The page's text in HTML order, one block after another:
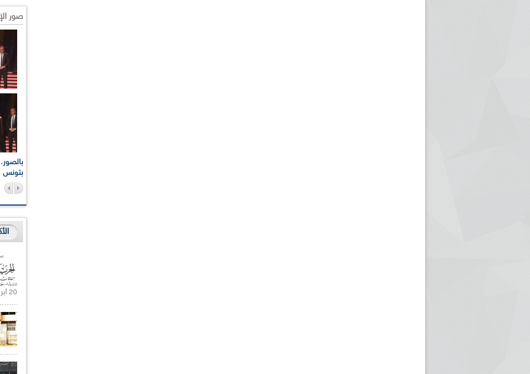
صور
بتونس
20 أبريل 2021 |